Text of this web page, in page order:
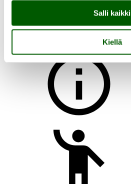
Salli kaikki
Kiellä
Lasten kanssa Heikkilään
Ryhmän kanssa Heikkilään